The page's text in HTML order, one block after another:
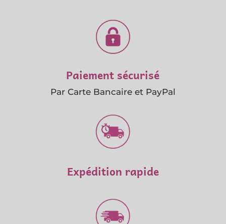
Paiement sécurisé
Par Carte Bancaire et PayPal
Expédition rapide